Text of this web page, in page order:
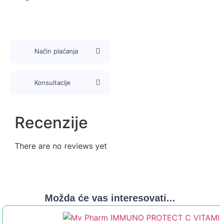
Način plaćanja
Konsultacije
Recenzije
There are no reviews yet
Možda će vas interesovati...